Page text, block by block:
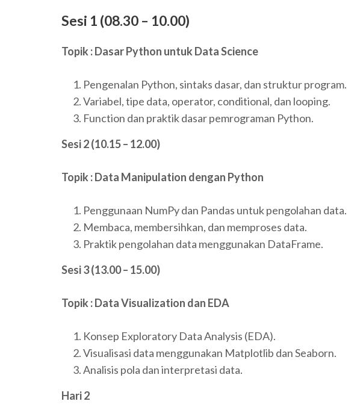
Sesi 1 (08.30 – 10.00)
Topik : Dasar Python untuk Data Science
Pengenalan Python, sintaks dasar, dan struktur program.
Variabel, tipe data, operator, conditional, dan looping.
Function dan praktik dasar pemrograman Python.
Sesi 2 (10.15 – 12.00)
Topik : Data Manipulation dengan Python
Penggunaan NumPy dan Pandas untuk pengolahan data.
Membaca, membersihkan, dan memproses data.
Praktik pengolahan data menggunakan DataFrame.
Sesi 3 (13.00 – 15.00)
Topik : Data Visualization dan EDA
Konsep Exploratory Data Analysis (EDA).
Visualisasi data menggunakan Matplotlib dan Seaborn.
Analisis pola dan interpretasi data.
Hari 2